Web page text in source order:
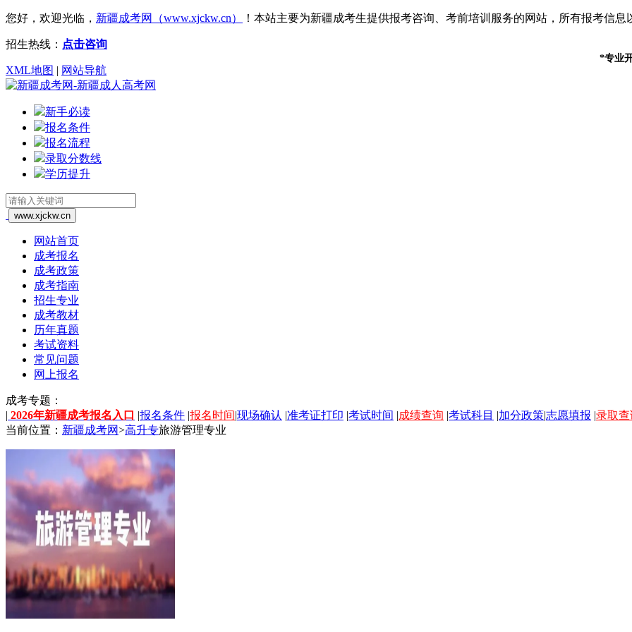
您好，欢迎光临， 新疆成考网（www.xjckw.cn） ！ 本站主要为新疆成考生提供报考咨询、考前培训服务的网站，所有报考信息
招生热线： 点击咨询
XML地图 | 网站导航
新手必读
报名条件
报名流程
录取分数线
学历提升
网站首页
成考报名
成考政策
成考指南
招生专业
成考教材
历年真题
考试资料
常见问题
网上报名
成考专题：
| 2026年新疆成考报名入口 |报名条件 |报名时间|现场确认 |准考证打印 |考试时间 |成绩查询 |考试科目 |加分政策|志愿填报 |录取查
当前位置： 新疆成考网>高升专旅游管理专业
*专业